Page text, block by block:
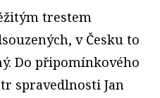
trestem
v Česku to
Do připomínkového
spravedlnosti Jan